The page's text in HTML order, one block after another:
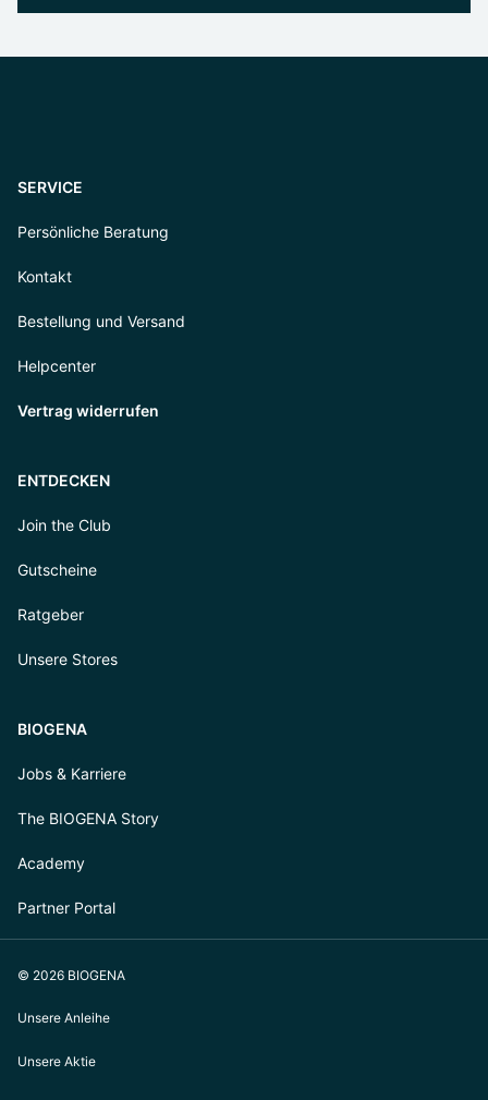
SERVICE
Persönliche Beratung
Kontakt
Bestellung und Versand
Helpcenter
Vertrag widerrufen
ENTDECKEN
Join the Club
Gutscheine
Ratgeber
Unsere Stores
BIOGENA
Jobs & Karriere
The BIOGENA Story
Academy
Partner Portal
© 2026 BIOGENA
Unsere Anleihe
Unsere Aktie